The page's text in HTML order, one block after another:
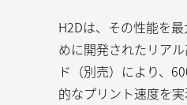
H2Dは、その性能を
めに開発されたリア
ド（別売）により、
的なプリント速度を